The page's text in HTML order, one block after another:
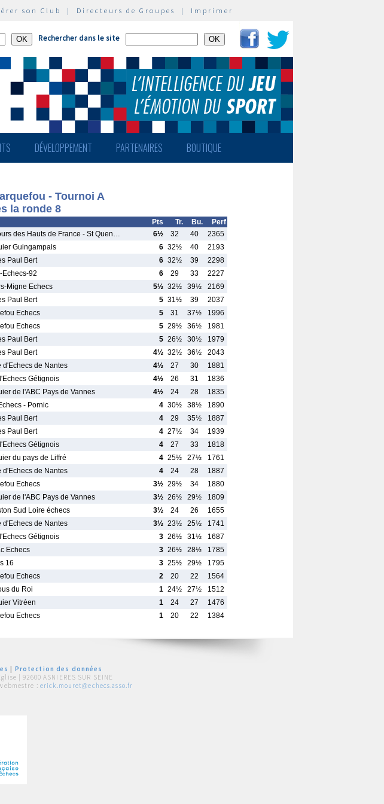
son Club | Directeurs de Groupes | Imprimer
Rechercher dans le site
DÉVELOPPEMENT PARTENAIRES BOUTIQUE
- Tournoi A
la ronde 8
Pts Tr. Bu.
Perf
des Hauts de France - St Quen… 6½ 32 40
2365
Guingampais 6 32½ 40
2193
Paul Bert 6 32½ 39
2298
Echecs-92 6 29 33
2227
Migne Echecs 5½ 32½ 39½
2169
Paul Bert 5 31½ 39
2037
Echecs 5 31 37½
1996
Echecs 5 29½ 36½
1981
Paul Bert 5 26½ 30½
1979
Paul Bert 4½ 32½ 36½
2043
d'Echecs de Nantes 4½ 27 30
1881
Gétignois 4½ 26 31
1836
de l'ABC Pays de Vannes 4½ 24 28
1835
- Pornic 4 30½ 38½
1890
Paul Bert 4 29 35½
1887
Paul Bert 4 27½ 34
1939
Gétignois 4 27 33
1818
du pays de Liffré 4 25½ 27½
1761
d'Echecs de Nantes 4 24 28
1887
Echecs 3½ 29½ 34
1880
de l'ABC Pays de Vannes 3½ 26½ 29½
1809
Sud Loire échecs 3½ 24 26
1655
d'Echecs de Nantes 3½ 23½ 25½
1741
Gétignois 3 26½ 31½
1687
Echecs 3 26½ 28½
1785
16 3 25½ 29½
1795
Echecs 2 20 22
1564
du Roi 1 24½ 27½
1512
Vitréen 1 24 27
1476
Echecs 1 20 22 1384
Protection des données
| 92600 ASNIERES SUR SEINE
: erick.mouret@echecs.asso.fr